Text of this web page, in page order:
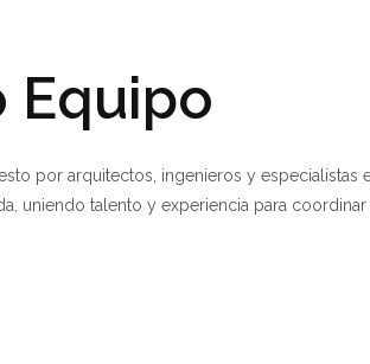
Equipo
por arquitectos, ingenieros y especialistas
uniendo talento y experiencia para coordinar